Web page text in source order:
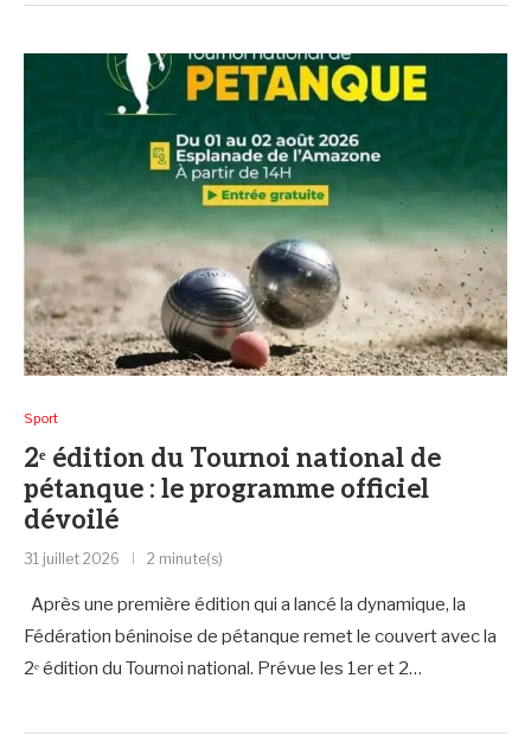
Sport
2ᵉ édition du Tournoi national de
pétanque : le programme officiel
dévoilé
31 juillet 2026 2 minute(s)
Après une première édition qui a lancé la dynamique, la
Fédération béninoise de pétanque remet le couvert avec la
2ᵉ édition du Tournoi national. Prévue les 1er et 2…